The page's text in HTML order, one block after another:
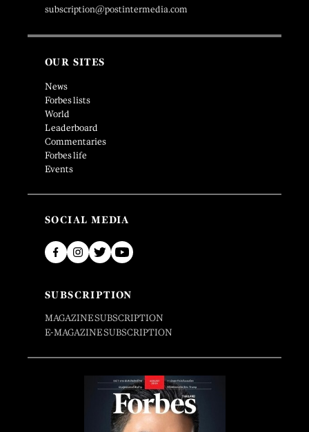
subscription@postintermedia.com
OUR SITES
News
Forbes lists
World
Leaderboard
Commentaries
Forbes life
Events
SOCIAL MEDIA
SUBSCRIPTION
MAGAZINE SUBSCRIPTION
E-MAGAZINE SUBSCRIPTION